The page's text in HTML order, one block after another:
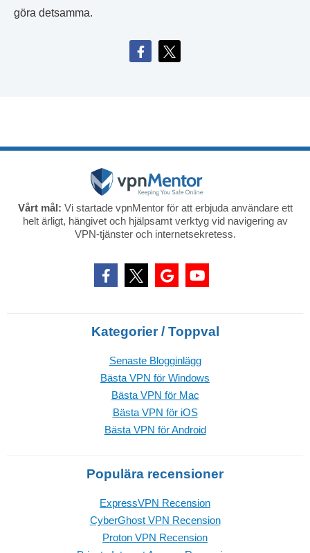
göra detsamma.
Vårt mål: Vi startade vpnMentor för att erbjuda användare ett
helt ärligt, hängivet och hjälpsamt verktyg vid navigering av
VPN-tjänster och internetsekretess.
Kategorier / Toppval
Senaste Blogginlägg
Bästa VPN för Windows
Bästa VPN för Mac
Bästa VPN för iOS
Bästa VPN för Android
Populära recensioner
ExpressVPN Recension
CyberGhost VPN Recension
Proton VPN Recension